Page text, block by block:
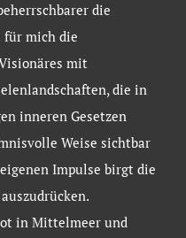
die
für mich die
mit
die in
inneren Gesetzen
Weise sichtbar
Impulse birgt die
in Mittelmeer und